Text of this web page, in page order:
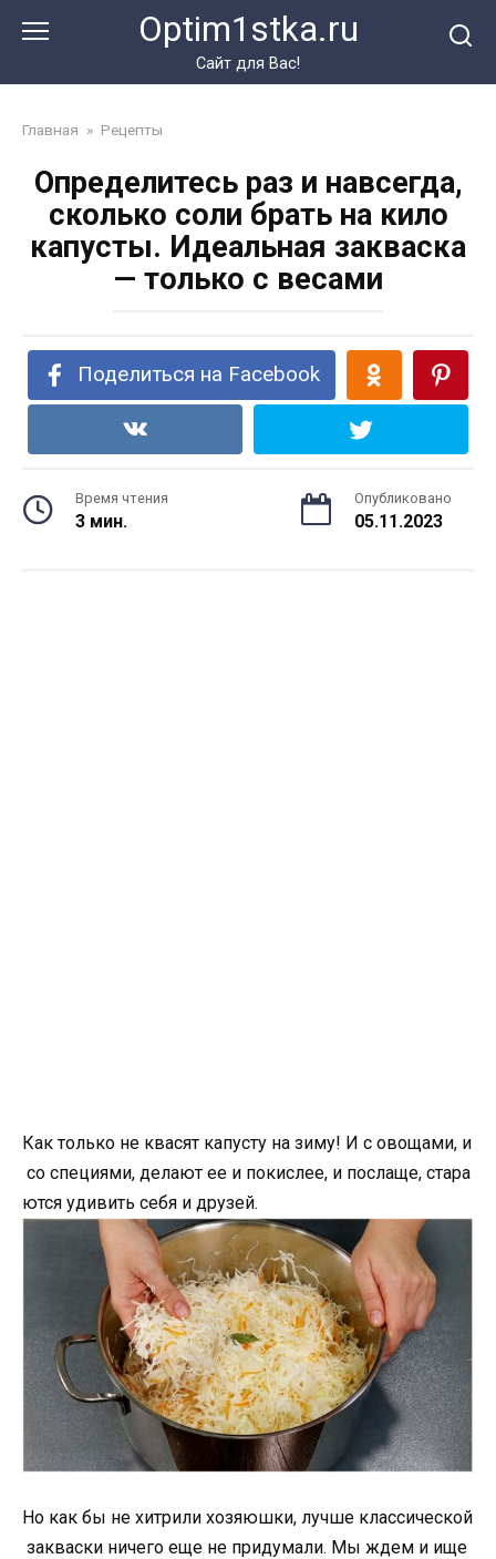
Optim1stka.ru
Сайт для Вас!
Главная » Рецепты
Определитесь раз и навсегда,
сколько соли брать на кило
капусты. Идеальная закваска
— только с весами
Поделиться на Facebook
Время чтения
3 мин.
Опубликовано
05.11.2023
Как только не квасят капусту на зиму! И с овощами, и
со специями, делают ее и покислее, и послаще, стара
ются удивить себя и друзей.
Но как бы не хитрили хозяюшки, лучше классической
закваски ничего еще не придумали. Мы ждем и ище